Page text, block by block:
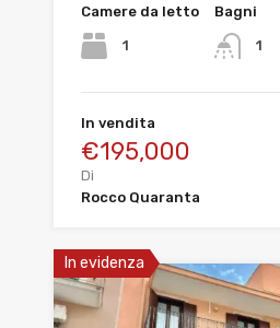
Camere da letto
1
Bagni
1
In vendita
€195,000
Di
Rocco Quaranta
In evidenza